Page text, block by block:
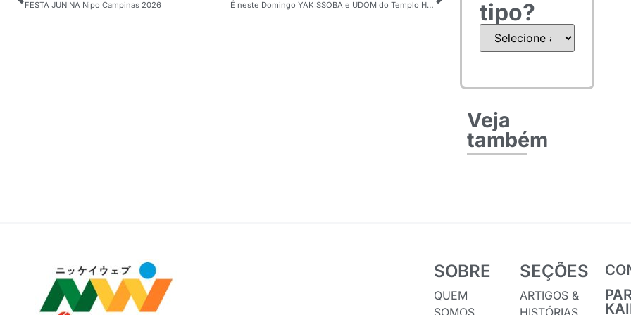
FESTA JUNINA Nipo Campinas 2026 É neste Domingo YAKISSOBA e UDOM do Templo Honpa Hongwanji da Noroeste de Araçatuba-SP
tipo?
Veja
também
SOBRE
QUEM
SOMOS
SEÇÕES
ARTIGOS &
HISTÓRIAS